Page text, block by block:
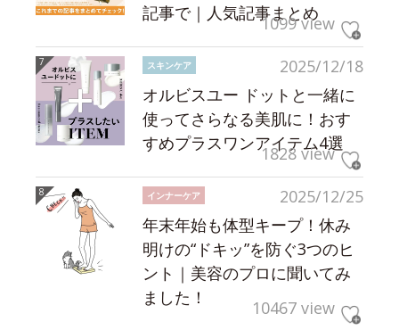
記事で｜人気記事まとめ
1099 view
2025/12/18
スキンケア
オルビスユー ドットと一緒に
使ってさらなる美肌に！おす
すめプラスワンアイテム4選
1828 view
2025/12/25
インナーケア
年末年始も体型キープ！休み
明けの“ドキッ”を防ぐ3つのヒ
ント｜美容のプロに聞いてみ
ました！
10467 view